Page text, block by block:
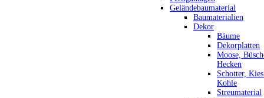
Geländebaumaterial
Baumaterialien
Dekor
Bäume
Dekorplatten
Moose,
Hecken
Schotter,
Kohle
Streumaterial